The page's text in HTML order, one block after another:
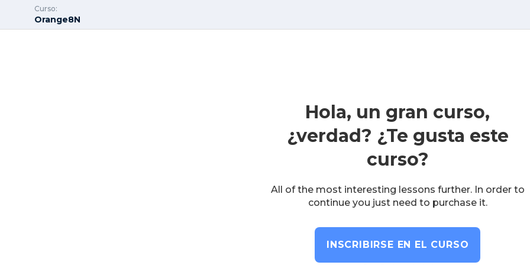
Curso:
Orange8N
Hola, un gran curso,
¿verdad? ¿Te gusta este
curso?
All of the most interesting lessons further. In order to
continue you just need to purchase it.
INSCRIBIRSE EN EL CURSO